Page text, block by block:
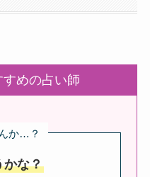
めの占い師
か…？
かな？